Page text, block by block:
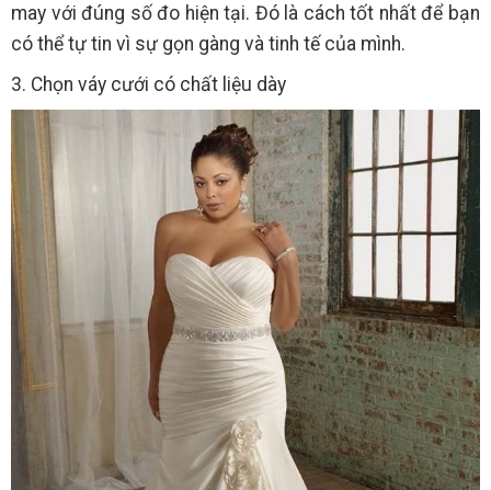
may với đúng số đo hiện tại. Đó là cách tốt nhất để bạn
có thể tự tin vì sự gọn gàng và tinh tế của mình.
3. Chọn váy cưới có chất liệu dày